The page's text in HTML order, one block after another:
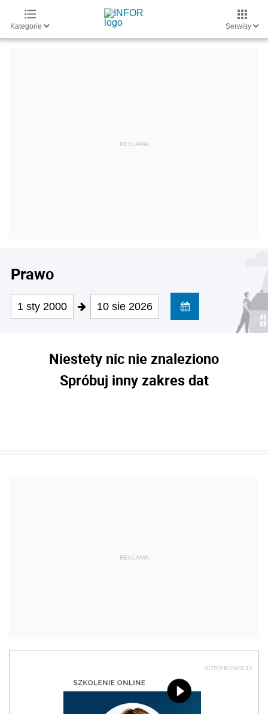
Kategorie Serwisy
Prawo
1 sty 2000 10 sie 2026
Niestety nic nie znaleziono
Spróbuj inny zakres dat
REKLAMA
AUTOPROMOCJA